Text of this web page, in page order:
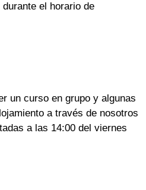
el horario de
un curso en grupo y algunas
a través de nosotros
a las 14:00 del viernes